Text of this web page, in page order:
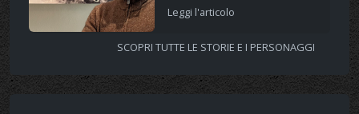
Leggi l'articolo
SCOPRI TUTTE LE STORIE E I PERSONAGGI